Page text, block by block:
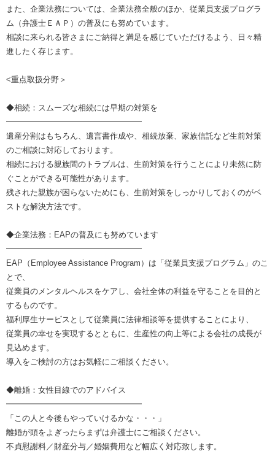
また、企業法務については、企業法務全般のほか、従業員支援プログラ
ム（弁護士ＥＡＰ）の普及にも努めています。
相談に来られる皆さまにご納得と満足を感じていただけるよう、日々精
進したく存じます。
<重点取扱分野＞
◆相続：スムーズな相続には早期の対策を
━━━━━━━━━━━━━━━━━
遺産分割はもちろん、遺言書作成や、相続放棄、家族信託など生前対策
のご相談に対応しております。
相続における親族間のトラブルは、生前対策を行うことにより未然に防
ぐことができる可能性があります。
残された親族が困らないためにも、生前対策をしっかりしておくのがベ
ストな解決方法です。
◆企業法務：EAPの普及にも努めています
━━━━━━━━━━━━━━━━━
EAP（Employee Assistance Program）は「従業員支援プログラム」のこ
とで、
従業員のメンタルヘルスをケアし、会社全体の利益を守ることを目的と
するものです。
福利厚生サービスとして従業員に法律相談等を提供することにより、
従業員の幸せを実現するとともに、生産性の向上等による会社の成長が
見込めます。
導入をご検討の方はお気軽にご相談ください。
◆離婚：女性目線でのアドバイス
━━━━━━━━━━━━━━━━━
「この人と今後もやっていけるかな・・・」
離婚が頭をよぎったらまずは弁護士にご相談ください。
不貞慰謝料／財産分与／婚姻費用など幅広く対応致します。